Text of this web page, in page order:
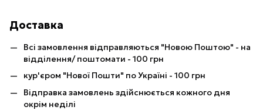
Доставка
Всі замовлення відправляються "Новою Поштою" - на
відділення/ поштомати - 100 грн
кур'єром "Нової Пошти" по Україні - 100 грн
Відправка замовлень здійснюється кожного дня
окрім неділі